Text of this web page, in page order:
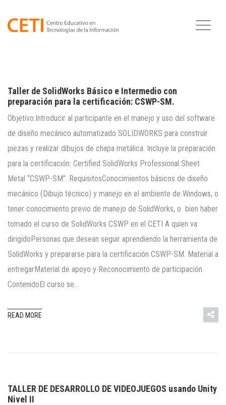
Taller de SolidWorks Básico e Intermedio con
preparación para la certificación: CSWP-SM.
Objetivo:Introducir al participante en el manejo y uso del software
de diseño mecánico automatizado SOLIDWORKS para construir
piezas y realizar dibujos de chapa metálica. Incluye la preparación
para la certificación: Certified SolidWorks Professional Sheet
Metal “CSWP-SM”. RequisitosConocimientos básicos de diseño
mecánico (Dibujo técnico) y manejo en el ambiente de Windows, o
tener conocimiento previo de manejo de SolidWorks, o bien haber
tomado el curso de SolidWorks CSWP en el CETI A quien va
dirigidoPersonas que desean seguir aprendiendo la herramienta de
SolidWorks y prepararse para la certificación CSWP-SM. Material a
entregarMaterial de apoyo y Reconocimiento de participación.
ContenidoEl curso se…
READ MORE
TALLER DE DESARROLLO DE VIDEOJUEGOS usando Unity
Nivel II